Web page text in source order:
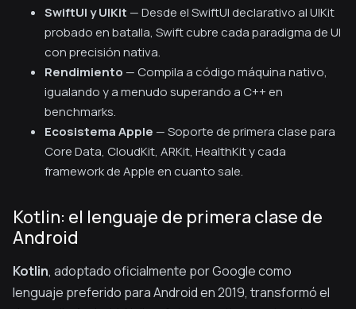
SwiftUI y UIKit — Desde el SwiftUI declarativo al UIKit
probado en batalla, Swift cubre cada paradigma de UI
con precisión nativa.
Rendimiento — Compila a código máquina nativo,
igualando y a menudo superando a C++ en
benchmarks.
Ecosistema Apple — Soporte de primera clase para
Core Data, CloudKit, ARKit, HealthKit y cada
framework de Apple en cuanto sale.
Kotlin: el lenguaje de primera clase de
Android
Kotlin, adoptado oficialmente por Google como
lenguaje preferido para Android en 2019, transformó el